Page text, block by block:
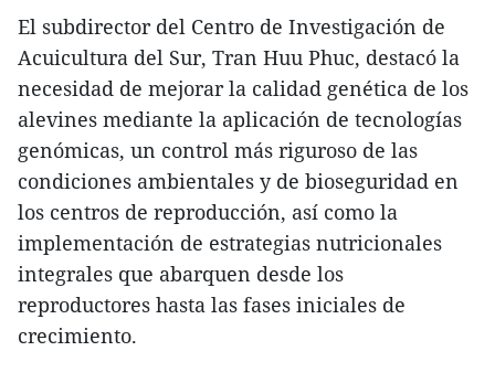
El subdirector del Centro de Investigación de
Acuicultura del Sur, Tran Huu Phuc, destacó la
necesidad de mejorar la calidad genética de los
alevines mediante la aplicación de tecnologías
genómicas, un control más riguroso de las
condiciones ambientales y de bioseguridad en
los centros de reproducción, así como la
implementación de estrategias nutricionales
integrales que abarquen desde los
reproductores hasta las fases iniciales de
crecimiento.